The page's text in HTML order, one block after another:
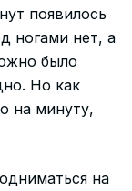
появилось
ногами нет, а
было
Но как
на минуту,
на